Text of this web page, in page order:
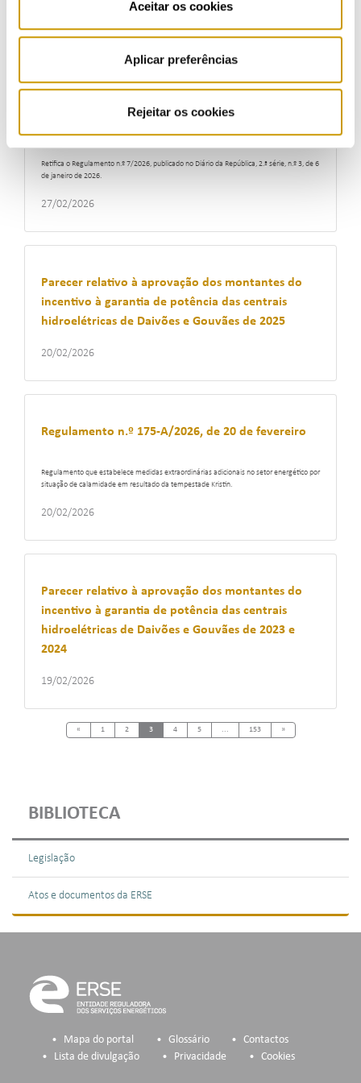
Aceitar os cookies
Aplicar preferências
Rejeitar os cookies
BIBLIOTECA
Legislação
Atos e documentos da ERSE
05/03/2026
Retifica o Regulamento n.º 7/2026, publicado no Diário da República, 2.ª série, n.º 3, de 6
de janeiro de 2026.
27/02/2026
Parecer relativo à aprovação dos montantes do
incentivo à garantia de potência das centrais
hidroelétricas de Daivões e Gouvães de 2025
20/02/2026
Regulamento n.º 175-A/2026, de 20 de fevereiro
Regulamento que estabelece medidas extraordinárias adicionais no setor energético por
situação de calamidade em resultado da tempestade Kristin.
20/02/2026
Parecer relativo à aprovação dos montantes do
incentivo à garantia de potência das centrais
hidroelétricas de Daivões e Gouvães de 2023 e
2024
19/02/2026
«Previous1 2 3 4 5 ... 153 »Next
Mapa do portal Glossário
Contactos
Lista de divulgação
Privacidade Cookies